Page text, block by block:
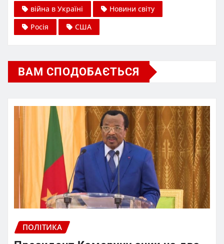
війна в Україні
Новини світу
Росія
США
ВАМ СПОДОБАЄТЬСЯ
ПОЛІТИКА